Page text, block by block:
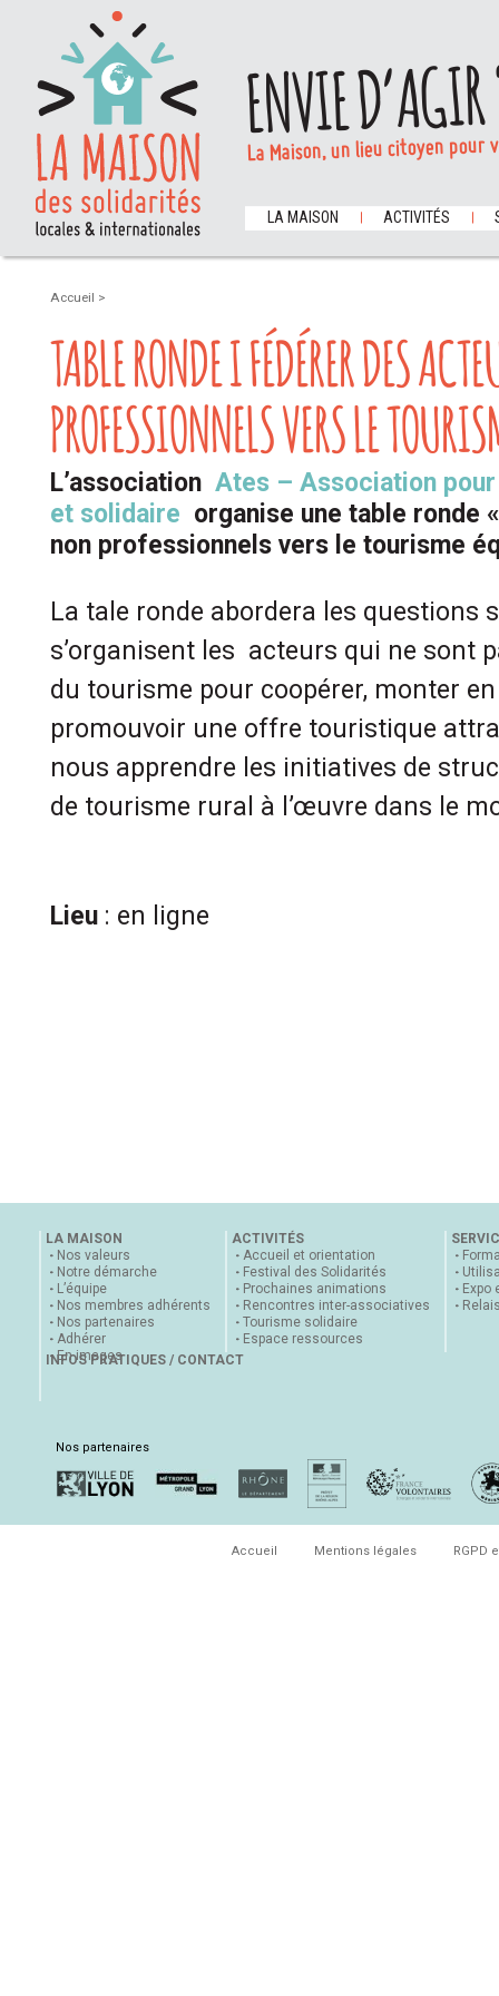
ENVIE
La Maison, un lieu citoyen
LA MAISON ACTIVITÉS
Accueil >
TABLE RONDE I FÉDÉRER DES
PROFESSIONNELS VERS LE
L’association Ates – Association
et solidaire organise une table ronde
non professionnels vers le tourisme
La tale ronde abordera les
s’organisent les acteurs qui ne sont
du tourisme pour coopérer, monter
promouvoir une offre touristique
nous apprendre les initiatives de
de tourisme rural à l’œuvre dans le
Lieu : en ligne
LA MAISON
Nos valeurs
Notre démarche
L’équipe
Nos membres adhérents
Nos partenaires
Adhérer
En images
ACTIVITÉS
Accueil et orientation
Festival des Solidarités
Prochaines animations
Rencontres inter-associatives
Tourisme solidaire
Espace ressources
Expo
INFOS PRATIQUES / CONTACT
Nos partenaires
Accueil Mentions légales RGPD